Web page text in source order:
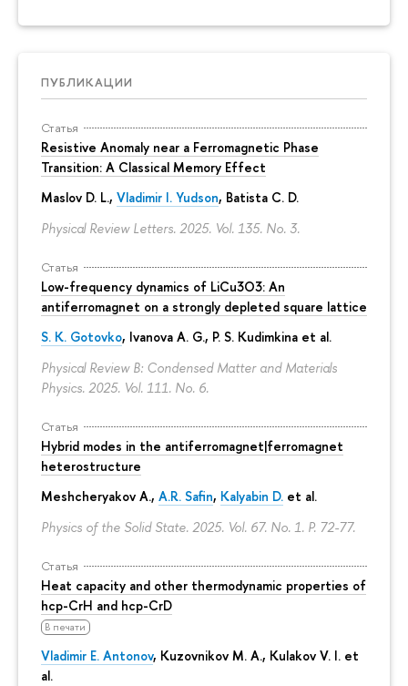
ПУБЛИКАЦИИ
Статья
Resistive Anomaly near a Ferromagnetic Phase
Transition: A Classical Memory Effect
Maslov D. L., Vladimir I. Yudson, Batista C. D.
Physical Review Letters. 2025. Vol. 135. No. 3.
Статья
Low-frequency dynamics of LiCu3⁢O3: An
antiferromagnet on a strongly depleted square lattice
S. K. Gotovko, Ivanova A. G., P. S. Kudimkina et al.
Physical Review B: Condensed Matter and Materials
Physics. 2025. Vol. 111. No. 6.
Статья
Hybrid modes in the antiferromagnet|ferromagnet
heterostructure
Meshcheryakov A., A.R. Safin, Kalyabin D. et al.
Physics of the Solid State. 2025. Vol. 67. No. 1. P. 72-77.
Статья
Heat capacity and other thermodynamic properties of
hcp-CrH and hcp-CrD
В печати
Vladimir E. Antonov, Kuzovnikov M. A., Kulakov V. I. et
al.